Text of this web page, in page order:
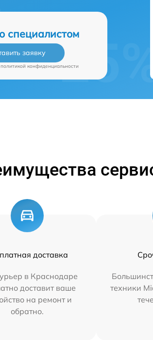
специалистом
заявку
политикой конфиденциальности
доставка
в Краснодаре
доставит ваше
на ремонт и
обратно.
техники